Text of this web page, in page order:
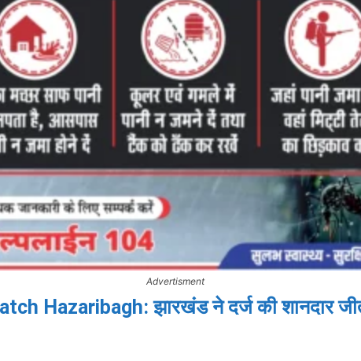
Advertisment
Hazaribagh: झारखंड ने दर्ज की शानदार